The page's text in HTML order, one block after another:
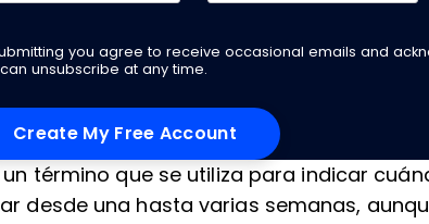
you agree to receive occasional emails and
unsubscribe at any time.
un término que se utiliza para indicar
desde una hasta varias semanas,